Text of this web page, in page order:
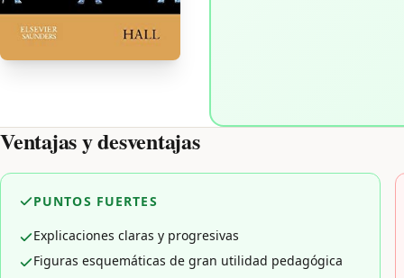
Ventajas y desventajas
PUNTOS FUERTES
Explicaciones claras y progresivas
Figuras esquemáticas de gran utilidad pedagógica